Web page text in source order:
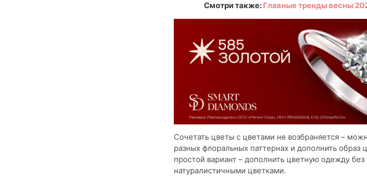
Смотри также: Главные тренды весны
Сочетать цветы с цветами не возбраняется –
разных флоральных паттернах и дополнить
простой вариант – дополнить цветную одежду
натуралистичными цветками.